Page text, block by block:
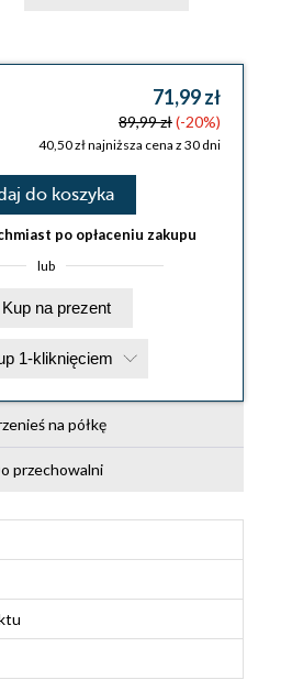
71,99 zł
89,99 zł(-20%)
40,50 zł najniższa cena z 30 dni
do koszyka
po opłaceniu zakupu
lub
Kup na prezent
1-kliknięciem
na półkę
przechowalni